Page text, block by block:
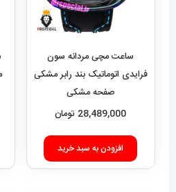
ساعت مچی مردانه سون
فرایدی اتوماتیک بند رابر مشکی
صفحه مشکی
SEVENFRIDAY 021408
28,489,000 تومان
افزودن به سبد خرید